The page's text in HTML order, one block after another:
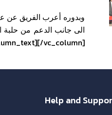
الى جانب الدعم من حلبة
Help and